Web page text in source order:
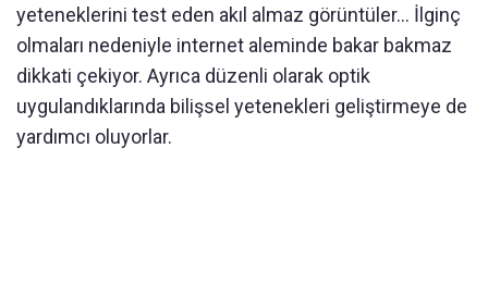
yeteneklerini test eden akıl almaz görüntüler... İlginç
olmaları nedeniyle internet aleminde bakar bakmaz
dikkati çekiyor. Ayrıca düzenli olarak optik
uygulandıklarında bilişsel yetenekleri geliştirmeye de
yardımcı oluyorlar.